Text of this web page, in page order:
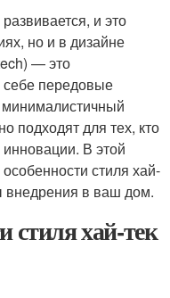
и это
но и в дизайне
— это
себе передовые
минималистичный
подходят для тех, кто
В этой
стиля хай-
внедрения в ваш дом.
стиля хай-тек